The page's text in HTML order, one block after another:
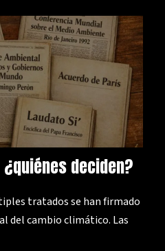
deciden?
tratados se han firmado
del cambio climático. Las